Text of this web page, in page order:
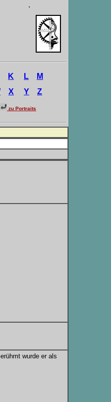
.
K L
M
X Y Z
zu Portraits
wurde er als